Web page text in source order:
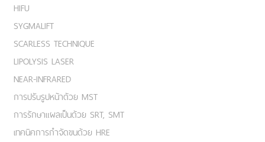
HIFU
SYGMALIFT
SCARLESS TECHNIQUE
LIPOLYSIS LASER
NEAR-INFRARED
การปรับรูปหน้าด้วย MST
การรักษาแผลเป็นด้วย SRT, SMT
เทคนิคการกำจัดขนด้วย HRE